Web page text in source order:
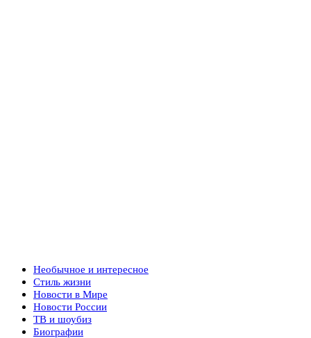
Необычное и интересное
Стиль жизни
Новости в Мире
Новости России
ТВ и шоубиз
Биографии